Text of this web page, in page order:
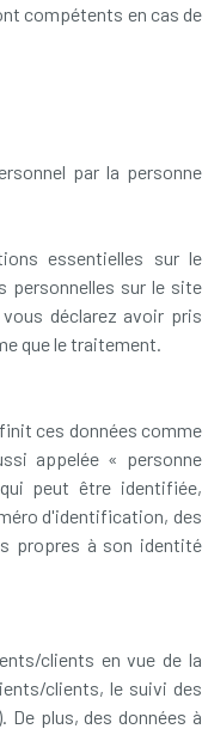
compétents en cas de
par la personne
essentielles sur le
personnelles sur le site
déclarez avoir pris
que le traitement.
ces données comme
appelée « personne
peut être identifiée,
d'identification, des
propres à son identité
clients en vue de la
clients, le suivi des
De plus, des données à